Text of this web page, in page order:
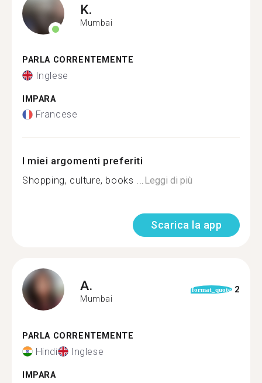
K.
Mumbai
PARLA CORRENTEMENTE
Inglese
IMPARA
Francese
I miei argomenti preferiti
Shopping, culture, books ...Leggi di più
Scarica la app
A.
Mumbai
format_quote 2
PARLA CORRENTEMENTE
Hindi Inglese
IMPARA